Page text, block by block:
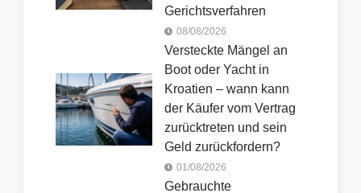
Gerichtsverfahren
08/08/2026
Versteckte Mängel an
Boot oder Yacht in
Kroatien – wann kann
der Käufer vom Vertrag
zurücktreten und sein
Geld zurückfordern?
01/08/2026
Gebrauchte